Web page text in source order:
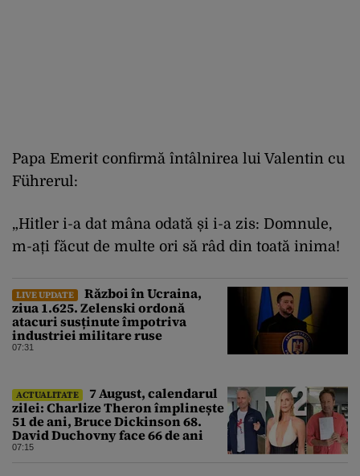
Papa Emerit confirmă întâlnirea lui Valentin cu
Führerul:
„Hitler i-a dat mâna odată și i-a zis: Domnule,
m-ați făcut de multe ori să râd din toată inima!
LIVE UPDATE
Război în Ucraina,
ziua 1.625. Zelenski ordonă
atacuri susținute împotriva
industriei militare ruse
07:31
ACTUALITATE
7 August, calendarul
zilei: Charlize Theron împlinește
51 de ani, Bruce Dickinson 68.
David Duchovny face 66 de ani
07:15